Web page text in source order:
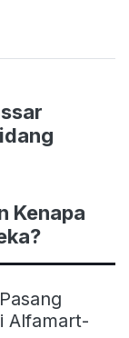
Kenapa
Alfamart-